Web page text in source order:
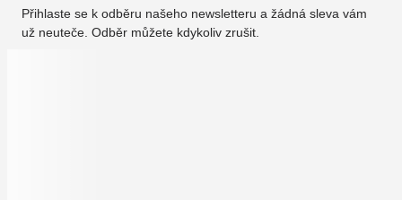
Přihlaste se k odběru našeho newsletteru a žádná sleva vám
už neuteče. Odběr můžete kdykoliv zrušit.